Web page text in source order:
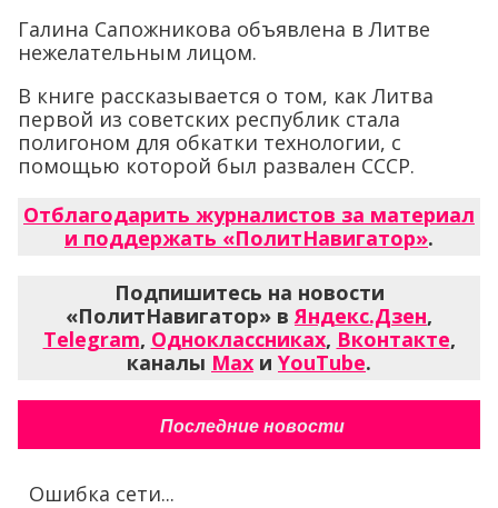
Галина Сапожникова объявлена в Литве
нежелательным лицом.
В книге рассказывается о том, как Литва
первой из советских республик стала
полигоном для обкатки технологии, с
помощью которой был развален СССР.
Отблагодарить журналистов за материал
и поддержать «ПолитНавигатор».
Подпишитесь на новости
«ПолитНавигатор» вЯндекс.Дзен,
Telegram, Одноклассниках, Вконтакте,
каналы Max и YouTube.
Последние новости
Ошибка сети...